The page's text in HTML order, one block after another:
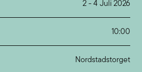
2-4 Juli 2026
10:00
Nordstadstorget